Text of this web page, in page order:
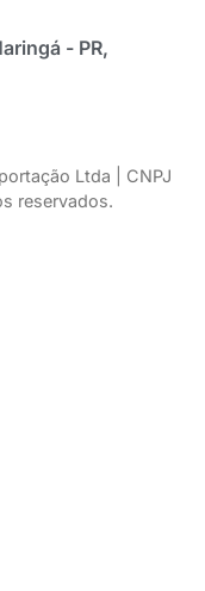
- PR,
Ltda | CNPJ
reservados.